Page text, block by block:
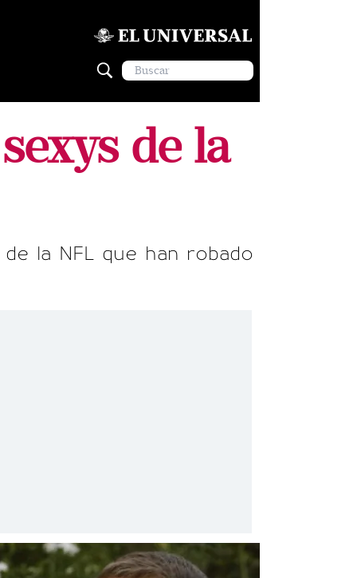
de la
la NFL que han robado